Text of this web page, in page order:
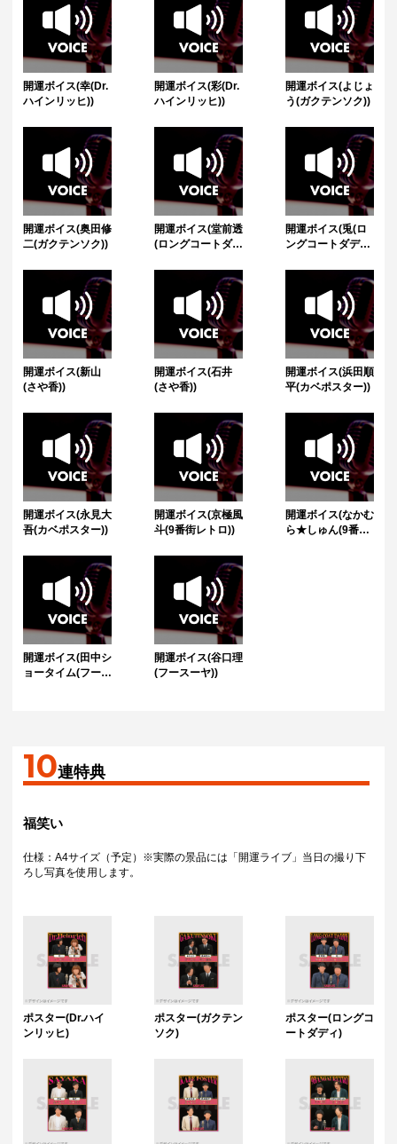
開運ボイス(幸(Dr.
ハインリッヒ))
開運ボイス(彩(Dr.
ハインリッヒ))
開運ボイス(よじょ
う(ガクテンソク))
開運ボイス(奥田修
二(ガクテンソク))
開運ボイス(堂前透
(ロングコートダデ
開運ボイス(兎(ロ
ングコートダデ
開運ボイス(新山
(さや香))
開運ボイス(石井
(さや香))
開運ボイス(浜田順
平(カベポスター))
開運ボイス(永見大
吾(カベポスター))
開運ボイス(京極風
斗(9番街レトロ))
開運ボイス(なかむ
ら★しゅん(9番街
開運ボイス(田中シ
ョータイム(フース
開運ボイス(谷口理
(フースーヤ))
10連特典
福笑い
仕様：A4サイズ（予定）※実際の景品には「開運ライブ」当日の撮り下
ろし写真を使用します。
ポスター(Dr.ハイ
ンリッヒ)
ポスター(ガクテン
ソク)
ポスター(ロングコ
ートダディ)